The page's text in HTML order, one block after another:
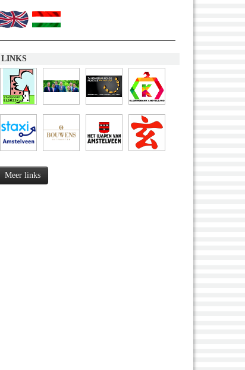
LINKS
Meer links